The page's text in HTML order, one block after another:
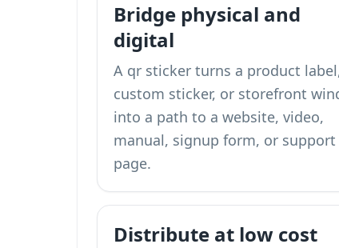
Bridge physical and
digital
A qr sticker turns a product
custom sticker, or storefront
into a path to a website, video,
manual, signup form, or support
page.
Distribute at low cost